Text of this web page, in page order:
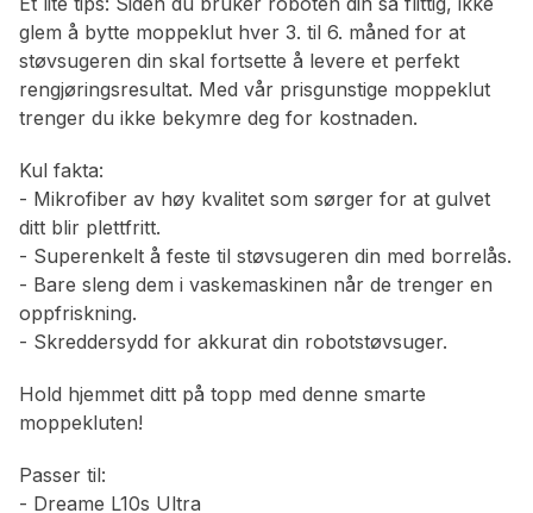
glem å bytte moppeklut hver 3. til 6. måned for at
støvsugeren din skal fortsette å levere et perfekt
rengjøringsresultat. Med vår prisgunstige moppeklut
trenger du ikke bekymre deg for kostnaden.
Kul fakta:
- Mikrofiber av høy kvalitet som sørger for at gulvet
ditt blir plettfritt.
- Superenkelt å feste til støvsugeren din med borrelås.
- Bare sleng dem i vaskemaskinen når de trenger en
oppfriskning.
- Skreddersydd for akkurat din robotstøvsuger.
Hold hjemmet ditt på topp med denne smarte
moppekluten!
Passer til:
- Dreame L10s Ultra